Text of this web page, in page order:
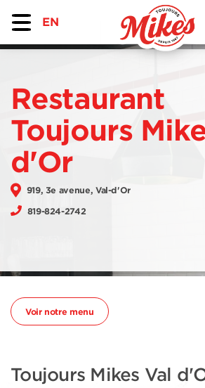
EN
Restaurant
Toujours
d'Or
919, 3e avenue, Val-d'Or
819-824-2742
Voir notre menu
Toujours Mikes Val